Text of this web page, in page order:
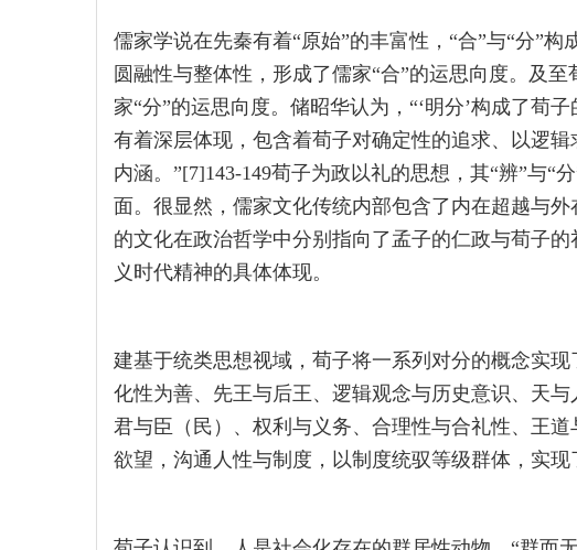
儒家学说在先秦有着“原始”的丰富性，“合”与“分”
圆融性与整体性，形成了儒家“合”的运思向度。及
家“分”的运思向度。储昭华认为，“‘明分’构成了荀
有着深层体现，包含着荀子对确定性的追求、以逻
内涵。”[7]143-149荀子为政以礼的思想，其“辨”与“
面。很显然，儒家文化传统内部包含了内在超越与
的文化在政治哲学中分别指向了孟子的仁政与荀子
义时代精神的具体体现。
建基于统类思想视域，荀子将一系列对分的概念实
化性为善、先王与后王、逻辑观念与历史意识、天与
君与臣（民）、权利与义务、合理性与合礼性、王
欲望，沟通人性与制度，以制度统驭等级群体，实现